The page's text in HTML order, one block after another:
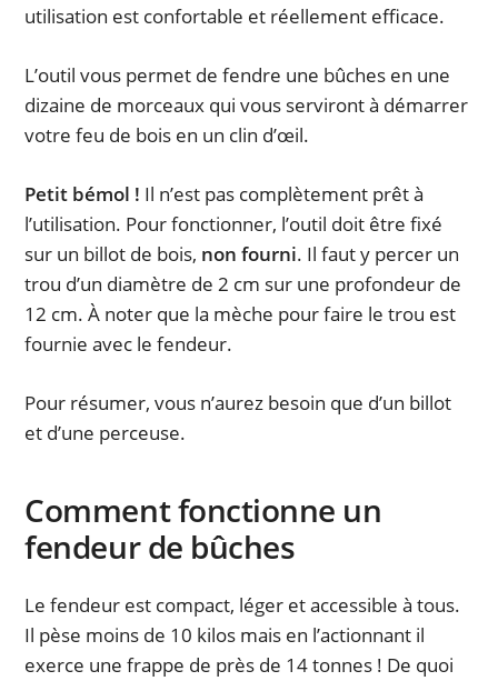
utilisation est confortable et réellement efficace.
L’outil vous permet de fendre une bûches en une
dizaine de morceaux qui vous serviront à démarrer
votre feu de bois en un clin d’œil.
Petit bémol ! Il n’est pas complètement prêt à
l’utilisation. Pour fonctionner, l’outil doit être fixé
sur un billot de bois, non fourni. Il faut y percer un
trou d’un diamètre de 2 cm sur une profondeur de
12 cm. À noter que la mèche pour faire le trou est
fournie avec le fendeur.
Pour résumer, vous n’aurez besoin que d’un billot
et d’une perceuse.
Comment fonctionne un
fendeur de bûches
Le fendeur est compact, léger et accessible à tous.
Il pèse moins de 10 kilos mais en l’actionnant il
exerce une frappe de près de 14 tonnes ! De quoi